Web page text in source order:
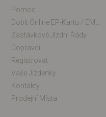
Pomoc
Zastávkové Jízdní Řády
Dopravci
Registrovat
Vaše Jízdenky
Kontakty
Prodejní Místa